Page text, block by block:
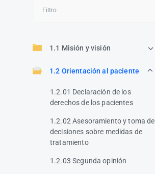
1.1 Misión y visión
1.2 Orientación al paciente
1.2.01 Declaración de los
derechos de los pacientes
1.2.02 Asesoramiento y toma de
decisiones sobre medidas de
tratamiento
1.2.03 Segunda opinión